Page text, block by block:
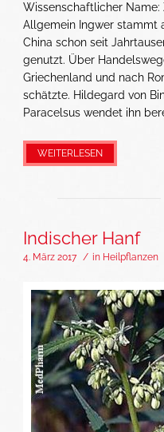
Wissenschaftlicher Name:
Allgemein Ingwer stammt
China schon seit
genutzt. Über
Griechenland und nach
schätzte. Hildegard von
Paracelsus wendet ihn
WEITERLESEN
Indischer Hanf
4. März 2017 / in Heilpflanzen